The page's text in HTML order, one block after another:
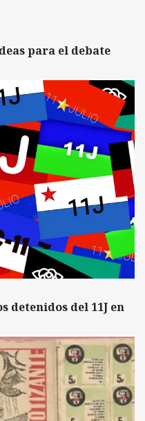
para el debate
detenidos del 11J en